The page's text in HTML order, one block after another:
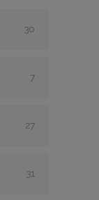
30
7
27
31